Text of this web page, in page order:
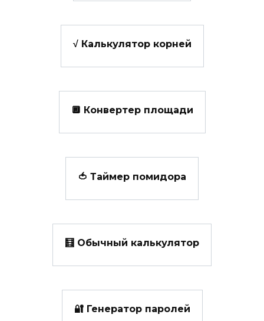
√ Калькулятор корней
🔲 Конвертер площади
🍅 Таймер помидора
🧮 Обычный калькулятор
🔐 Генератор паролей